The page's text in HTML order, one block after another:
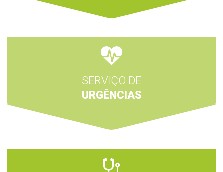
SERVIÇO DE
URGÊNCIAS